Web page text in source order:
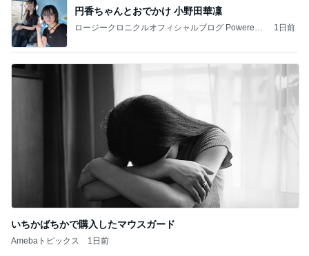
円香ちゃんとおでかけ 小野田華凜
ロージークロニクルオフィシャルブログ Powered
1日前
いちかばちかで購入したマウスガード
Amebaトピックス 1日前